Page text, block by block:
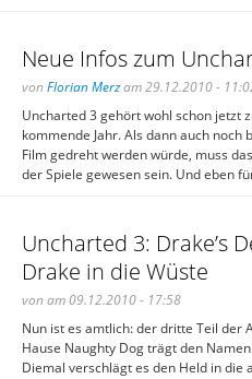
Neue Infos zum
von Florian Merzam 29.12.2010 -
Uncharted 3 gehört wohl schon jetzt
kommende Jahr. Als dann auch
Film gedreht werden würde, muss
der Spiele gewesen sein. Und eben
Uncharted 3: Drake’s
Drake in die Wüste
von am 09.12.2010 - 17:58
Nun ist es amtlich: der dritte Teil der
Hause Naughty Dog trägt den
Diemal verschlägt es den Held in die